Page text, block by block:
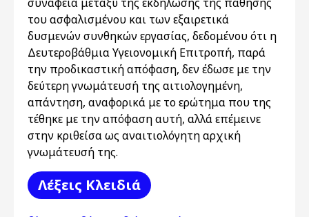
του ασφαλισμένου και των εξαιρετικά
δυσμενών συνθηκών εργασίας, δεδομένου ότι η
Δευτεροβάθμια Υγειονομική Επιτροπή, παρά
την προδικαστική απόφαση, δεν έδωσε με την
δεύτερη γνωμάτευσή της αιτιολογημένη,
απάντηση, αναφορικά με το ερώτημα που της
τέθηκε με την απόφαση αυτή, αλλά επέμεινε
στην κριθείσα ως αναιτιολόγητη αρχική
γνωμάτευσή της.
Λέξεις Kλειδιά